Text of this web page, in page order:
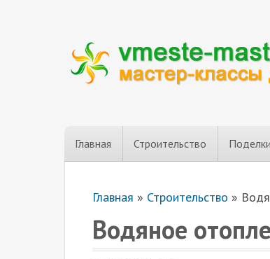
Главная Строительство Поделки
Главная » Строительство »
Водяное